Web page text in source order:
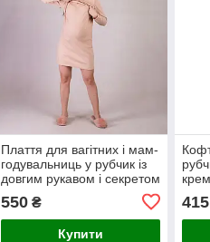
Плаття для вагітних і мам-
годувальниць у рубчик із
довгим рукавом і секретом
42-54р.
550₴
Купити
415